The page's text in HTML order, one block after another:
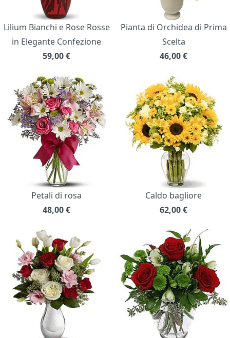
Lilium Bianchi e Rose Rosse
in Elegante Confezione
59,00€
Pianta di Orchidea di Prima
Scelta
46,00€
Petali di rosa
48,00€
Caldo bagliore
62,00€